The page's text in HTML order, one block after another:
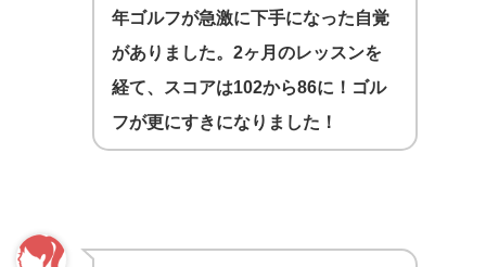
年ゴルフが急激に下手になった自覚
がありました。2ヶ月のレッスンを
経て、スコアは102から86に！ゴル
フが更にすきになりました！